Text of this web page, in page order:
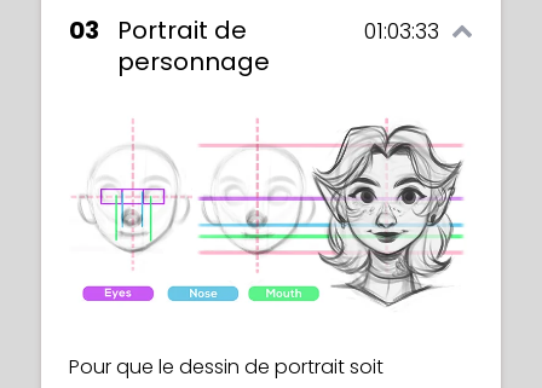
03
Portrait de
personnage
01:03:33
Pour que le dessin de portrait soit